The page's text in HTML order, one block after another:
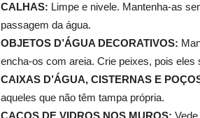
CALHAS: Limpe e nivele. Mantenha-as
passagem da água.
OBJETOS D’ÁGUA DECORATIVOS:
encha-os com areia. Crie peixes, pois
CAIXAS D’ÁGUA, CISTERNAS E
aqueles que não têm tampa própria.
CACOS DE VIDROS NOS MUROS: